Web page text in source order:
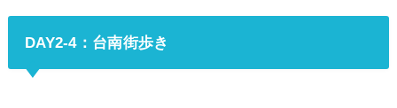
DAY2-4：台南街歩き